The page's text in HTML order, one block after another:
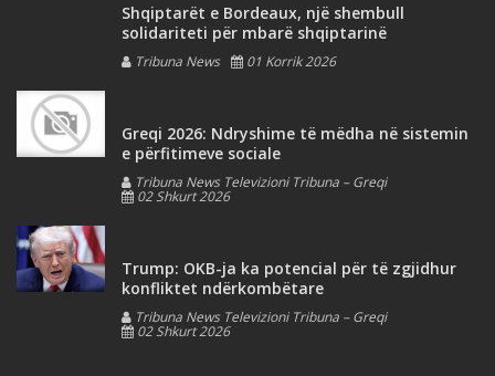
Shqiptarët e Bordeaux, një shembull
solidariteti për mbarë shqiptarinë
Tribuna News 01 Korrik 2026
Greqi 2026: Ndryshime të mëdha në sistemin
e përfitimeve sociale
Tribuna News Televizioni Tribuna – Greqi
02 Shkurt 2026
Trump: OKB-ja ka potencial për të zgjidhur
konfliktet ndërkombëtare
Tribuna News Televizioni Tribuna – Greqi
02 Shkurt 2026